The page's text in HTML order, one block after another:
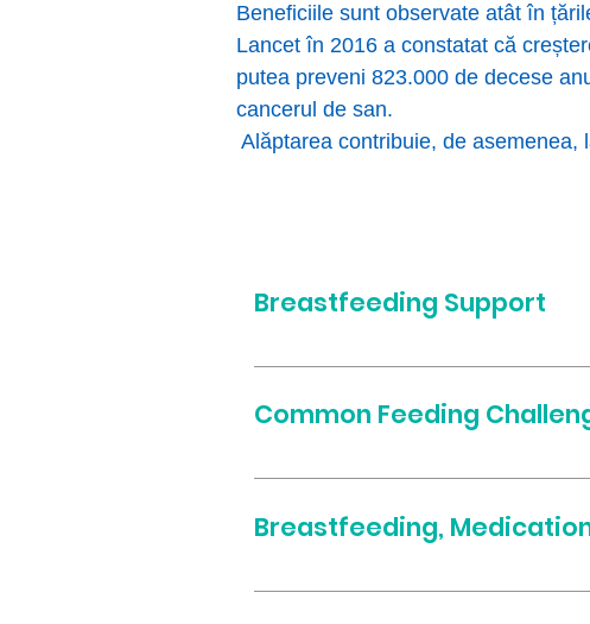
Beneficiile sunt observate atât în
Lancet în 2016 a constatat că
putea preveni 823.000 de decese
cancerul de san.
Alăptarea contribuie, de
Breastfeeding Support
How to breastfeed Positioning
Common Feeding
Sore Nipples Mastitis Colic Millk
Breastfeeding,
Prescribed Medications